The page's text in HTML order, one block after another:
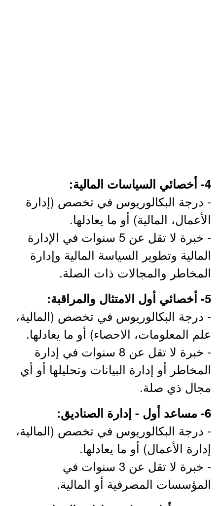
4- أخصائي السياسات المالية:
- درجة البكالوريوس في تخصص (إدارة
الأعمال، المالية) أو ما يعادلها.
- خبرة لا تقل عن 5 سنوات في الإدارة
المالية وتطوير السياسة المالية وإدارة
المخاطر والمجالات ذات الصلة.
5- أخصائي أول الامتثال والمراقبة:
- درجة البكالوريوس في تخصص (المالية،
علم المعلومات، الاحصاء) أو ما يعادلها.
- خبرة لا تقل عن 8 سنوات في إدارة
المخاطر أو إدارة البيانات وتحليلها أو أي
مجال ذي صلة.
6- مساعد أول - إدارة الصناديق:
- درجة البكالوريوس في تخصص (المالية،
إدارة الأعمال) أو ما يعادلها.
- خبرة لا تقل عن 3 سنوات في
المؤسسات المصرفية أو المالية.